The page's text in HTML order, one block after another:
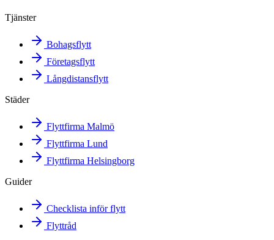
Tjänster
Bohagsflytt
Företagsflytt
Långdistansflytt
Städer
Flyttfirma Malmö
Flyttfirma Lund
Flyttfirma Helsingborg
Guider
Checklista inför flytt
Flyttråd